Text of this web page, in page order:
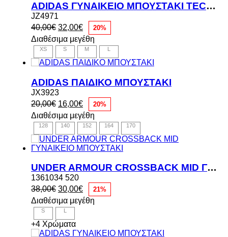
ADIDAS ΓΥΝΑΙΚΕΙΟ ΜΠΟΥΣΤΑΚΙ TECHFIT
JZ4971
40,00€ Original
price
was:
40,00€.
32,00€Η
τρέχουσα
τιμή
είναι:
32,00€.
20%
Διαθέσιμα μεγέθη
XS S M L
ADIDAS ΠΑΙΔΙΚΟ ΜΠΟΥΣΤΑΚΙ
JX3923
20,00€ Original
price
was:
20,00€.
16,00€Η
τρέχουσα
τιμή
είναι:
16,00€.
20%
Διαθέσιμα μεγέθη
128 140 152 164 170
UNDER ARMOUR CROSSBACK MID ΓΥΝΑΙΚΕΙΟ ΜΠΟΥΣΤΑΚΙ
1361034 520
38,00€ Original
was:
38,00€.
30,00€Η
τρέχουσα
τιμή
21%
Διαθέσιμα μεγέθη
S L
+4 Χρώματα